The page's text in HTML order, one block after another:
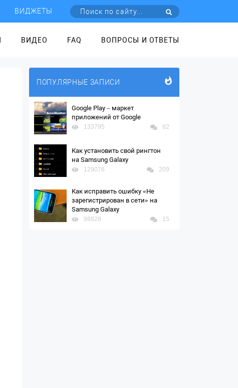
ВИДЖЕТЫ
ВИДЕО FAQ ВОПРОСЫ И ОТВЕТЫ
ПОПУЛЯРНЫЕ ЗАПИСИ
Google Play – маркет
приложений от Google
133795 82
Как установить свой рингтон
на Samsung Galaxy
129076 209
Как исправить ошибку «Не
зарегистрирован в сети» на
Samsung Galaxy
98828 15